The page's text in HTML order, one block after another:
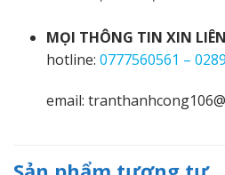
MỌI THÔNG TIN XIN
hotline: 0777560561 –
email: